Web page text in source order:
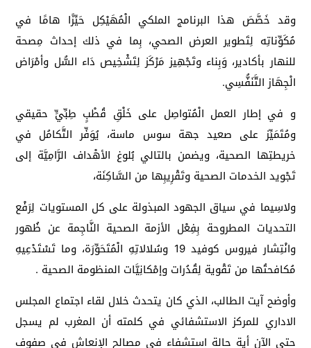
وقد خَصَّصَ هذا البرنامج الملكي الْمُهَيْكِل حَيِّزًا هامًا في
مُكَوِّناتِه لِتَطوير العرض الصحي، بِما في ذلك إحداث مِصحة
للنهار بأكادير، وَبِناء وتَجْهِيز مَرْكَز لِتَشْخِيص دَاء السُّل وأمْرَاض
الْجِهَاز التَّنَفُّسِي.
و في إطار العمل الْمُتواصِل على خَلْقِ قُطْبٍ طِبِّيٍّ حقيقي
ومُتَمَيِّز على صعيد جهة سوس ماسة، يُوَفِّر التَّكامُل في
خريطتِها الصحية، ويضمن بالتالي بُلوغ الأهْداف الرَّامِيَّة إلى
تَجْويد الخدمات الصحية وتَقْرِيبِها من السَّاكِنَة،
ولاسِيما في سياق الجهود المبذولة على كل المستويات لِرَفْع
التحديات المطروحة بِفِعْل الأزمة الصحية النَّاجِمة عن ظُهور
وانْتِشار فيروس كوفيد 19 وسُلالاتِهِ الْمُتَحَوِّرَة، وما تَسْتَدْعِيهِ
مُكافحتُها من تَقْوية لِقُدُرات وإمْكانِيَّات المنظومة الصحية .
وأوضح آيت الطالب، الذي كان يتحدث خلال لقاء اجتماع المجلس
الاداري للمركز الاستشفائي في كلمته أن المغرب لم يسجل
حتى الآن أية حالة استشفاء في مصالح الإنعاش في صفوف